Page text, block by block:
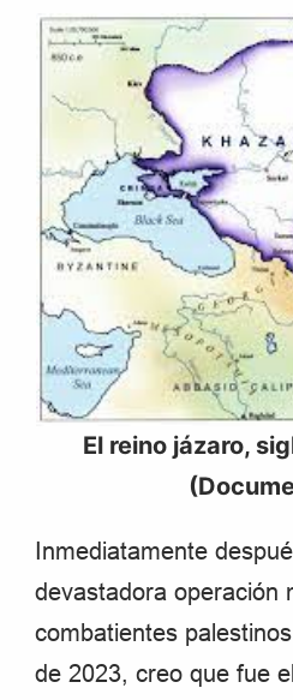
El reino jázaro,
Inmediatamente
devastadora operación
combatientes
de 2023, creo que fue